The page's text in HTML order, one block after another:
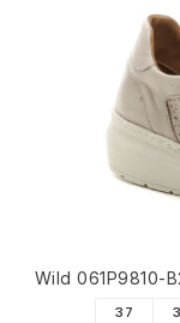
Wild 061P9810-
37